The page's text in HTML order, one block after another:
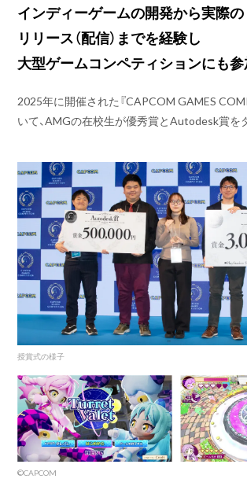
インディーゲームの開発から実際の
リリース（配信）までを経験し
大型ゲームコンペティションにも
2025年に開催された『CAPCOM GAMES
いて、AMGの在校生が優秀賞とAutodesk賞を
授賞式の様子
©CAPCOM